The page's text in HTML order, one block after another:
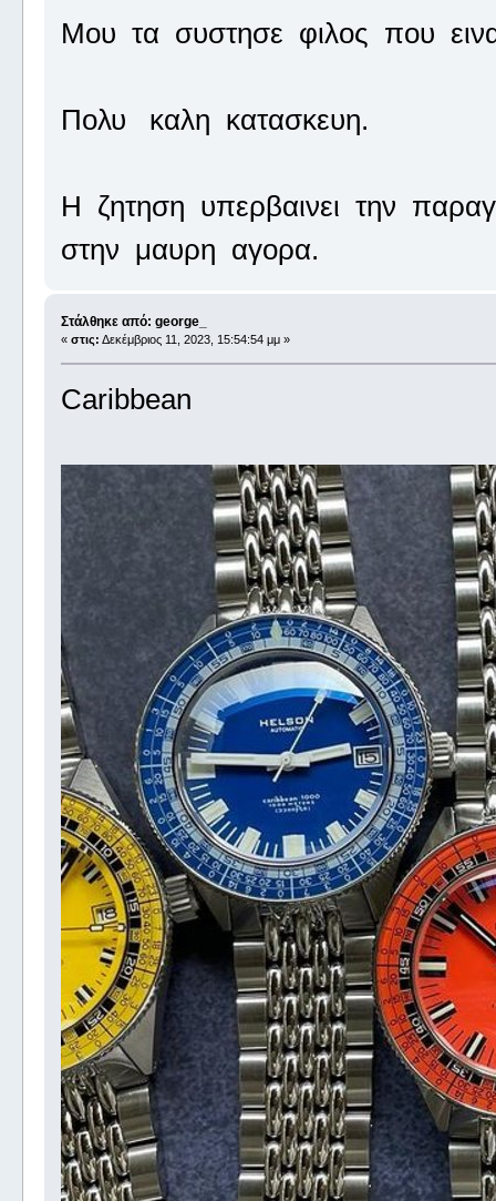
Μου τα συστησε φιλος που
Πολυ καλη κατασκευη.
Η ζητηση υπερβαινει την
στην μαυρη αγορα.
Στάλθηκε από: george_
« στις: Δεκέμβριος 11, 2023, 15:54:54 μμ »
Caribbean